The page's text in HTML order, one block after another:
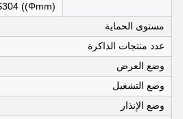
((Φmm)
مستوى الحماية
عدد منتجات الذاكرة
وضع العرض
وضع التشغيل
وضع الإنذار